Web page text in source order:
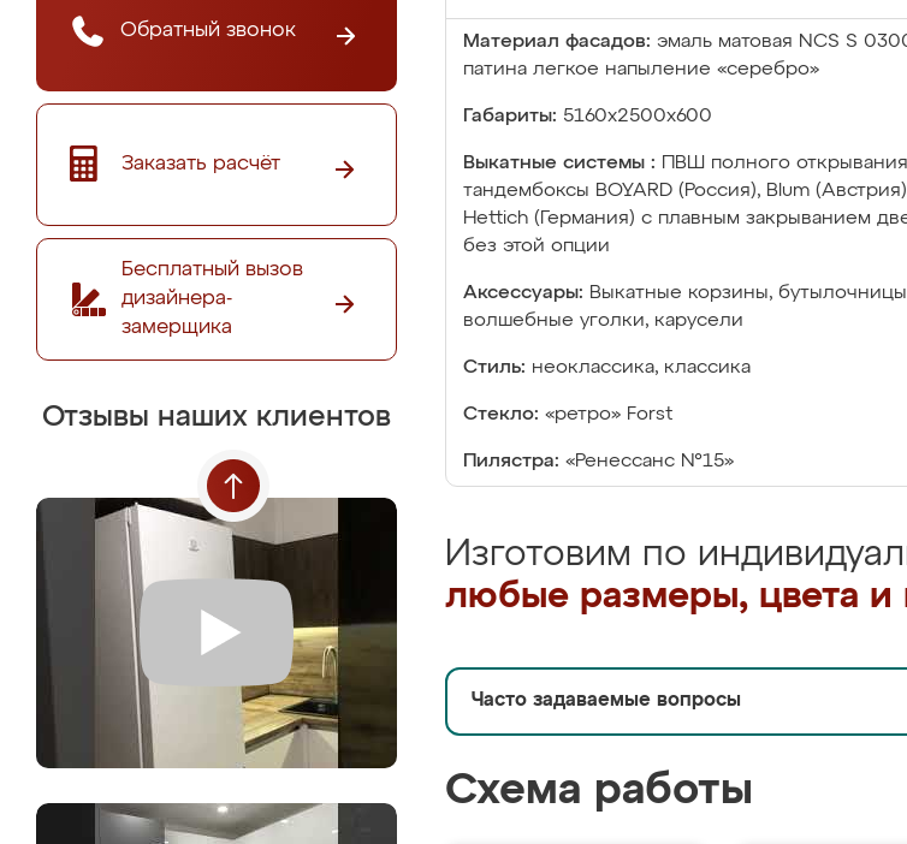
Обратный звонок
Заказать расчёт
Бесплатный вызов
дизайнера-
замерщика
Отзывы наших клиентов
Материал фасадов: эмаль матовая NCS S
патина легкое напыление «серебро»
Габариты: 5160х2500х600
Выкатные системы :
ПВШ полного
тандембоксы BOYARD (Россия), Blum
Hettich (Германия) с плавным закрыванием
без этой опции
Аксессуары: Выкатные корзины,
волшебные уголки, карусели
Стиль: неоклассика, классика
Стекло: «ретро» Forst
Пилястра: «Ренессанс №15»
Изготовим по
любые размеры, цвета и
Часто задаваемые вопросы
Схема работы